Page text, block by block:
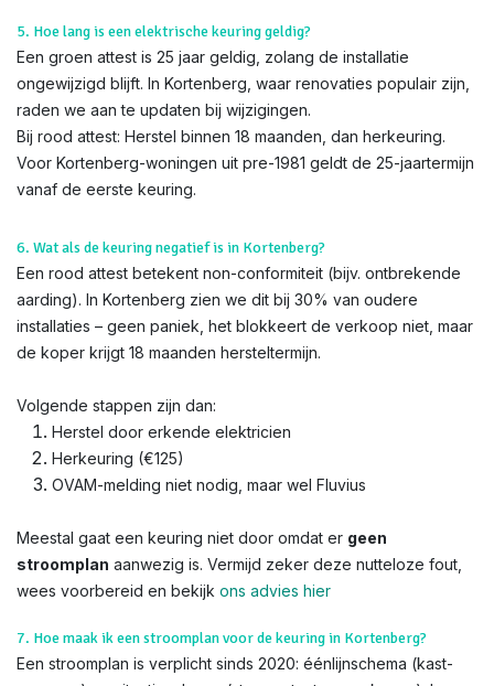
5. Hoe lang is een elektrische keuring geldig?
Een groen attest is 25 jaar geldig, zolang de installatie
ongewijzigd blijft. In Kortenberg, waar renovaties populair zijn,
raden we aan te updaten bij wijzigingen.
Bij rood attest: Herstel binnen 18 maanden, dan herkeuring.
Voor Kortenberg-woningen uit pre-1981 geldt de 25-jaartermijn
vanaf de eerste keuring.
6. Wat als de keuring negatief is in Kortenberg?
Een rood attest betekent non-conformiteit (bijv. ontbrekende
aarding). In Kortenberg zien we dit bij 30% van oudere
installaties – geen paniek, het blokkeert de verkoop niet, maar
de koper krijgt 18 maanden hersteltermijn.
Volgende stappen zijn dan:
Herstel door erkende elektricien
Herkeuring (€125)
OVAM-melding niet nodig, maar wel Fluvius
Meestal gaat een keuring niet door omdat er geen
stroomplan aanwezig is. Vermijd zeker deze nutteloze fout,
wees voorbereid en bekijk ons advies hier
7. Hoe maak ik een stroomplan voor de keuring in Kortenberg?
Een stroomplan is verplicht sinds 2020: éénlijnschema (kast-